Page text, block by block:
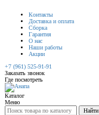
Контакты
Доставка и оплата
Сборка
Гарантия
О нас
Наши работы
Акции
+7 (961) 525-91-91
Заказать звонок
Где посмотреть
Каталог
Меню
Найти